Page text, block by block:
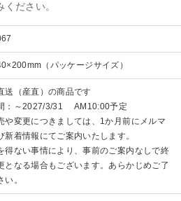
ださい。
（パッケージサイズ）
送（産直）の商品です
：～2027/3/31 AM10:00予定
や変更につきましては、1か月前にメルマ
新着情報にてご案内いたします。
得ない事情により、事前のご案内なしで終
となる場合もございます。あらかじめご了
い。